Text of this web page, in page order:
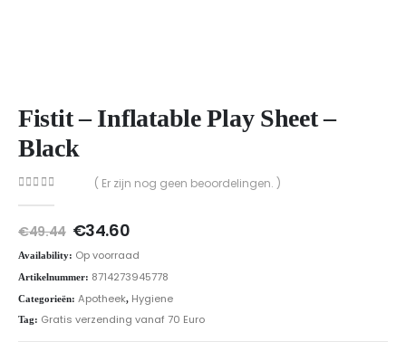
Fistit – Inflatable Play Sheet –
Black
( Er zijn nog geen beoordelingen. )
€49.44 Oorspronkelijke
was:
€49.44.
€34.60Huidige
is:
€34.60.
Availability: Op voorraad
Artikelnummer: 8714273945778
Categorieën: Apotheek, Hygiene
Tag: Gratis verzending vanaf 70 Euro